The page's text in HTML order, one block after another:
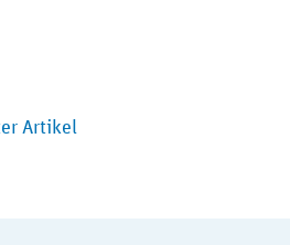
Artikel